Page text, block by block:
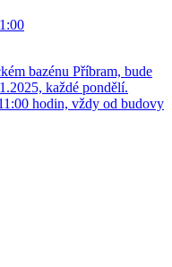
bazénu Příbram, bude
každé pondělí.
hodin, vždy od budovy